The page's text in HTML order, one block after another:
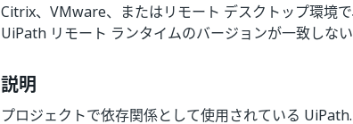
Citrix、VMware、またはリモート デスクトップ環境
UiPath リモート ランタイムのバージョンが一致しない
説明
プロジェクトで依存関係として使用されている